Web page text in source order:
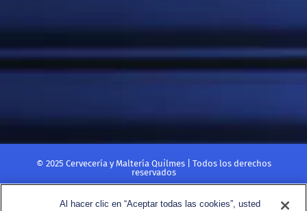
© 2025 Cervecería y Maltería Quilmes | Todos los derechos
reservados
compartir este contenido con menores.
AGUAS Y AGUAS SABORIZADAS
Al hacer clic en “Aceptar todas las cookies”, usted